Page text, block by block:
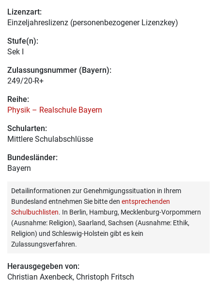
Lizenzart:
Einzeljahreslizenz (personenbezogener Lizenzkey)
Stufe(n):
Sek I
Zulassungsnummer (Bayern):
249/20-R+
Reihe:
Physik – Realschule Bayern
Schularten:
Mittlere Schulabschlüsse
Bundesländer:
Bayern
Detailinformationen zur Genehmigungssituation in Ihrem
Bundesland entnehmen Sie bitte den entsprechenden
Schulbuchlisten. In Berlin, Hamburg, Mecklenburg-Vorpommern
(Ausnahme: Religion), Saarland, Sachsen (Ausnahme: Ethik,
Religion) und Schleswig-Holstein gibt es kein
Zulassungsverfahren.
Herausgegeben von:
Christian Axenbeck, Christoph Fritsch